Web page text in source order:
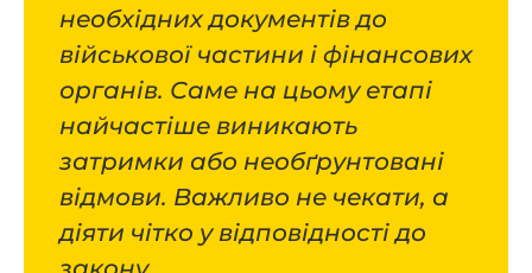
необхідних документів до
військової частини і фінансових
органів. Саме на цьому етапі
найчастіше виникають
затримки або необґрунтовані
відмови. Важливо не чекати, а
діяти чітко у відповідності до